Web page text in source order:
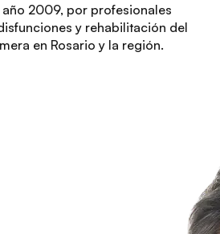
2009, por profesionales
y rehabilitación del
en Rosario y la región.